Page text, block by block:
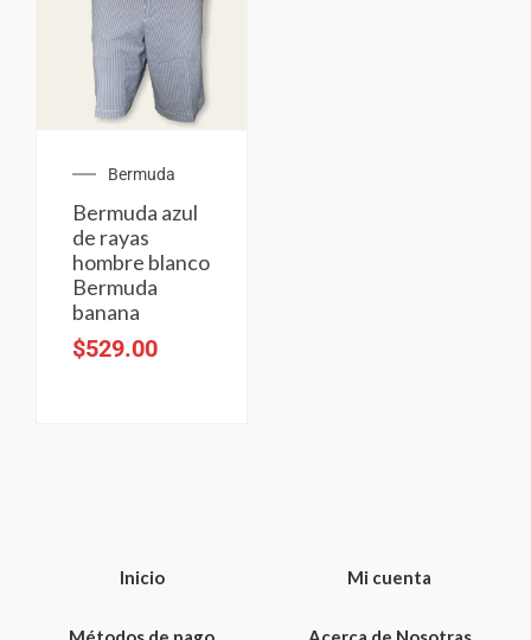
Bermuda
Bermuda azul
de rayas
hombre blanco
Bermuda
banana
$529.00
Inicio Mi cuenta